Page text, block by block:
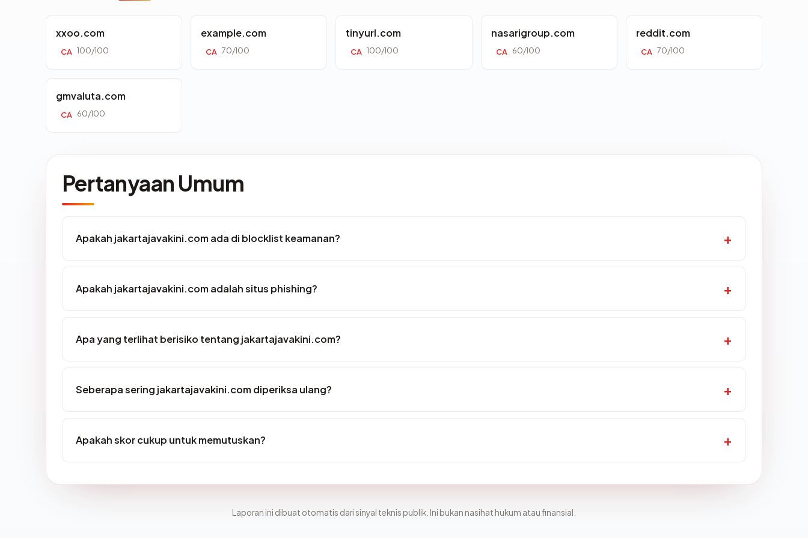
xxoo.com
CA 100/100
example.com
CA 70/100
tinyurl.com
CA 100/100
nasarigroup.com
CA 60/100
reddit.com
CA 70/100
gmvaluta.com
CA 60/100
Pertanyaan Umum
Apakah jakartajavakini.com ada di blocklist keamanan?
Apakah jakartajavakini.com adalah situs phishing?
Apa yang terlihat berisiko tentang jakartajavakini.com?
Seberapa sering jakartajavakini.com diperiksa ulang?
Apakah skor cukup untuk memutuskan?
Laporan ini dibuat otomatis dari sinyal teknis publik. Ini bukan nasihat hukum atau finansial.